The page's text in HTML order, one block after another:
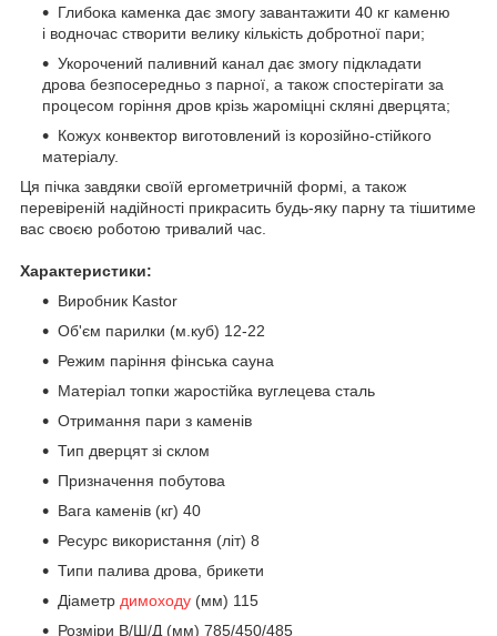
Глибока каменка дає змогу завантажити 40 кг каменю
і водночас створити велику кількість добротної пари;
Укорочений паливний канал дає змогу підкладати
дрова безпосередньо з парної, а також спостерігати за
процесом горіння дров крізь жароміцні скляні дверцята;
Кожух конвектор виготовлений із корозійно-стійкого
матеріалу.
Ця пічка завдяки своїй ергометричній формі, а також
перевіреній надійності прикрасить будь-яку парну та тішитиме
вас своєю роботою тривалий час.
Характеристики:
Виробник Kastor
Об'єм парилки (м.куб) 12-22
Режим паріння фінська сауна
Матеріал топки жаростійка вуглецева сталь
Отримання пари з каменів
Тип дверцят зі склом
Призначення побутова
Вага каменів (кг) 40
Ресурс використання (літ) 8
Типи палива дрова, брикети
Діаметр димоходу (мм) 115
Розміри В/Ш/Д (мм) 785/450/485